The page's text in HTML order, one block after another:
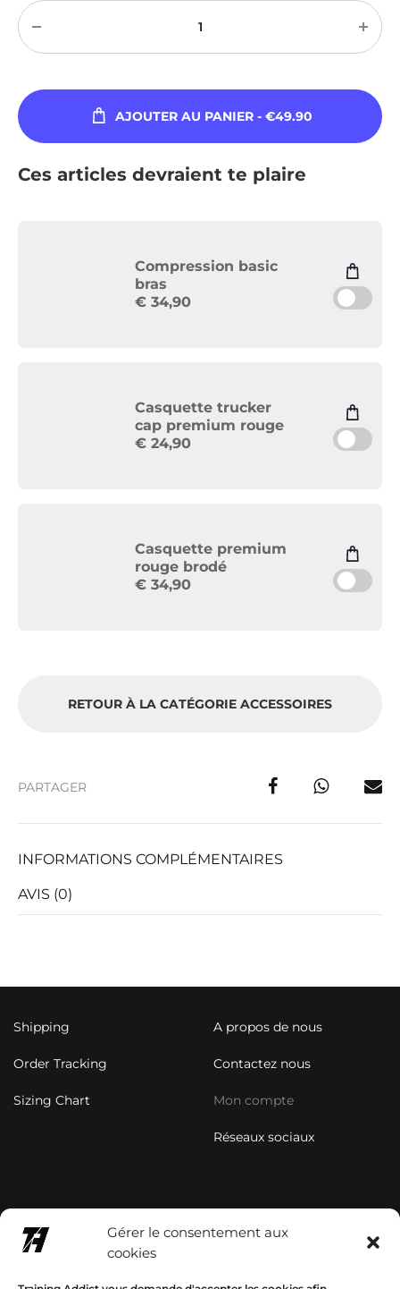
Gérer le consentement aux
cookies
Quantité
AJOUTER AU PANIER - €49.90
Ces articles devraient te plaire
Compression basic
bras
€ 34,90
Casquette trucker
cap premium rouge
€ 24,90
Casquette premium
rouge brodé
€ 34,90
RETOUR À LA CATÉGORIE ACCESSOIRES
PARTAGER
INFORMATIONS COMPLÉMENTAIRES
AVIS (0)
Shipping
Order Tracking
Sizing Chart
A propos de nous
Contactez nous
Mon compte
Réseaux sociaux
p.com